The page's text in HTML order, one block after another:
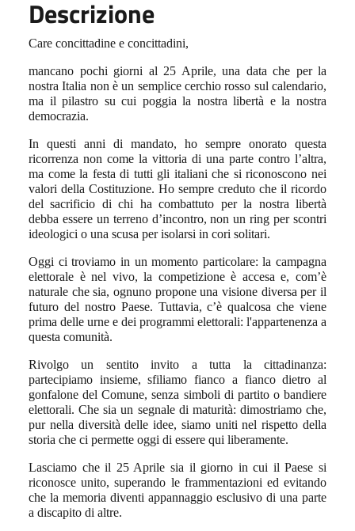
Descrizione
Care concittadine e concittadini,
mancano pochi giorni al 25 Aprile, una data che per la
nostra Italia non è un semplice cerchio rosso sul calendario,
ma il pilastro su cui poggia la nostra libertà e la nostra
democrazia.
In questi anni di mandato, ho sempre onorato questa
ricorrenza non come la vittoria di una parte contro l’altra,
ma come la festa di tutti gli italiani che si riconoscono nei
valori della Costituzione. Ho sempre creduto che il ricordo
del sacrificio di chi ha combattuto per la nostra libertà
debba essere un terreno d’incontro, non un ring per scontri
ideologici o una scusa per isolarsi in cori solitari.
Oggi ci troviamo in un momento particolare: la campagna
elettorale è nel vivo, la competizione è accesa e, com’è
naturale che sia, ognuno propone una visione diversa per il
futuro del nostro Paese. Tuttavia, c’è qualcosa che viene
prima delle urne e dei programmi elettorali: l'appartenenza a
questa comunità.
Rivolgo un sentito invito a tutta la cittadinanza:
partecipiamo insieme, sfiliamo fianco a fianco dietro al
gonfalone del Comune, senza simboli di partito o bandiere
elettorali. Che sia un segnale di maturità: dimostriamo che,
pur nella diversità delle idee, siamo uniti nel rispetto della
storia che ci permette oggi di essere qui liberamente.
Lasciamo che il 25 Aprile sia il giorno in cui il Paese si
riconosce unito, superando le frammentazioni ed evitando
che la memoria diventi appannaggio esclusivo di una parte
a discapito di altre.